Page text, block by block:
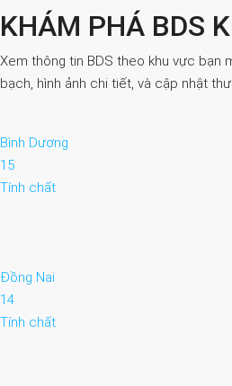
KHÁM PHÁ BDS
Xem thông tin BDS theo khu vực bạn
bạch, hình ảnh chi tiết, và cập nhật
Bình Dương
15
Tính chất
Đồng Nai
14
Tính chất